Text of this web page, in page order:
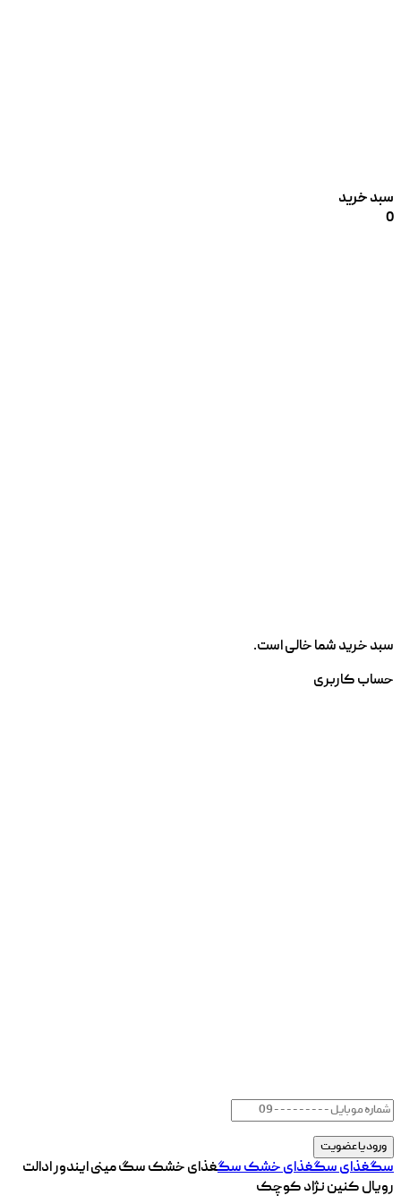
سبد خرید
0
سبد خرید شما خالی است.
حساب کاربری
سگغذای سگغذای خشک سگغذای خشک سگ مینی ایندور ادالت
رویال کنین نژاد کوچک